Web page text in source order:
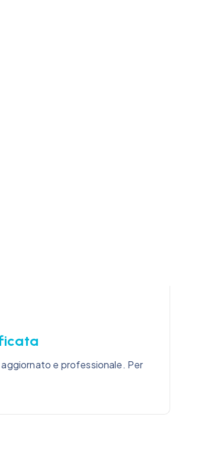
e professionale. Per